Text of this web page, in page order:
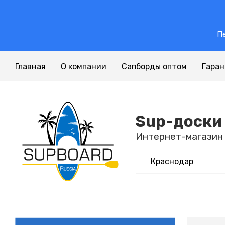
Главная О компании Сапборды оптом
Sup-доски
Интернет-магазин